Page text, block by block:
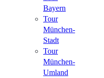
Bayern
Tour
München-
Stadt
Tour
München-
Umland